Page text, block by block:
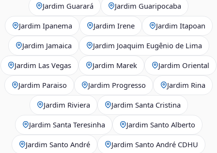
Jardim Guarará Jardim Guaripocaba
Jardim Ipanema Jardim Irene Jardim Itapoan
Jardim Jamaica Jardim Joaquim Eugênio de Lima
Jardim Las Vegas Jardim Marek Jardim Oriental
Jardim Paraiso Jardim Progresso Jardim Rina
Jardim Riviera Jardim Santa Cristina
Jardim Santa Teresinha Jardim Santo Alberto
Jardim Santo André Jardim Santo André CDHU